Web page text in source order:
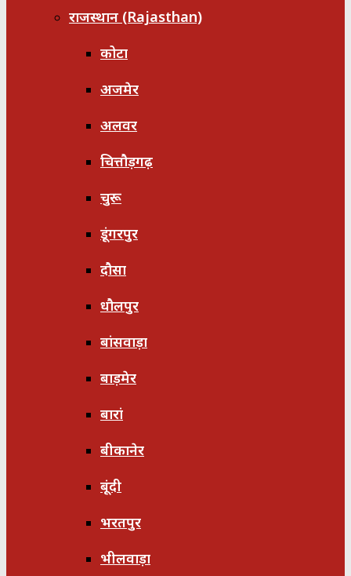
राजस्थान (Rajasthan)
कोटा
अजमेर
अलवर
चित्तौड़गढ़
चुरू
डूंगरपुर
दौसा
धौलपुर
बांसवाड़ा
बाड़मेर
बारां
बीकानेर
बूंदी
भरतपुर
भीलवाड़ा